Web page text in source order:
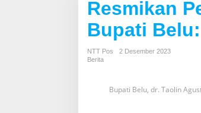
Resmikan
Bupati
NTT Pos
2 Desember 2023
Berita
Bupati Belu, dr. Taolin